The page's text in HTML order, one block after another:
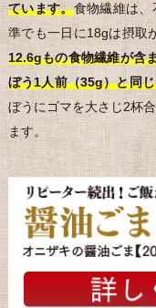
ています。食物繊維は
準でも一日に18gは摂取
12.6gもの食物繊維が含
ぼう1人前（35g）と同
ぼうにゴマを大さじ2杯
ます。